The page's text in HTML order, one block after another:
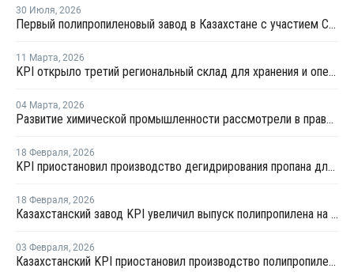
30 Июля, 2026
Первый полипропиленовый завод в Казахстане с участием СИБУРа терпит убытки
11 Марта, 2026
KPI открыло третий региональный склад для хранения и оперативной доставки полипропилена
04 Марта, 2026
Развитие химической промышленности рассмотрели в правительстве Казахстана
18 Февраля, 2026
KPI приостановил производство дегидрирования пропана для проведения ремонта
18 Февраля, 2026
Казахстанский завод KPI увеличил выпуск полипропилена на 71% в 2025 году
03 Февраля, 2026
Казахстанский KPI приостановил производство полипропилена